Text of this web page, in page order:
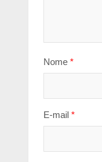
Nome *
E-mail *